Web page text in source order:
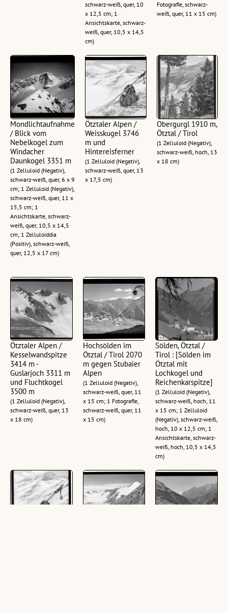
schwarz-weiß, quer, 10
x 12,5 cm; 1
Ansichtskarte, schwarz-
weiß, quer, 10,5 x 14,5
cm)
Fotografie, schwarz-
weiß, quer, 11 x 15 cm)
Mondlichtaufnahme
/ Blick vom
Nebelkogel zum
Windacher
Daunkogel 3351 m
(1 Zelluloid (Negativ),
schwarz-weiß, quer, 6 x 9
cm; 1 Zelluloid (Negativ),
schwarz-weiß, quer, 11 x
15,5 cm; 1
Ansichtskarte, schwarz-
weiß, quer, 10,5 x 14,5
cm; 1 Zelluloiddia
(Positiv), schwarz-weiß,
quer, 12,5 x 17 cm)
Ötztaler Alpen /
Weisskugel 3746
m und
Hintereisferner
(1 Zelluloid (Negativ),
schwarz-weiß, quer, 13
x 17,5 cm)
Obergurgl 1910 m,
Ötztal / Tirol
(1 Zelluloid (Negativ),
schwarz-weiß, hoch, 13
x 18 cm)
Ötztaler Alpen /
Kesselwandspitze
3414 m -
Guslarjoch 3311 m
und Fluchtkogel
3500 m
(1 Zelluloid (Negativ),
schwarz-weiß, quer, 13
x 18 cm)
Hochsölden im
Ötztal / Tirol 2070
m gegen Stubaier
Alpen
(1 Zelluloid (Negativ),
schwarz-weiß, quer, 11
x 15 cm; 1 Fotografie,
schwarz-weiß, quer, 11
x 15 cm)
Sölden, Ötztal /
Tirol : [Sölden im
Ötztal mit
Lochkogel und
Reichenkarspitze]
(1 Zelluloid (Negativ),
schwarz-weiß, hoch, 11
x 15 cm; 1 Zelluloid
(Negativ), schwarz-weiß,
hoch, 10 x 12,5 cm; 1
Ansichtskarte, schwarz-
weiß, hoch, 10,5 x 14,5
cm)